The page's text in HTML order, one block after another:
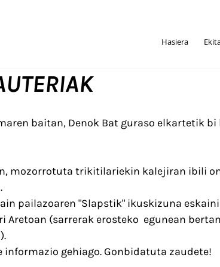
Hasiera
baitan, Denok Bat guraso elkartetik
mozorrotuta trikitilariekin kalejiran ibili
pailazoaren "Slapstik" ikuskizuna
Aretoan (sarrerak erosteko  egunean
gehiago. Gonbidatuta zaudete!